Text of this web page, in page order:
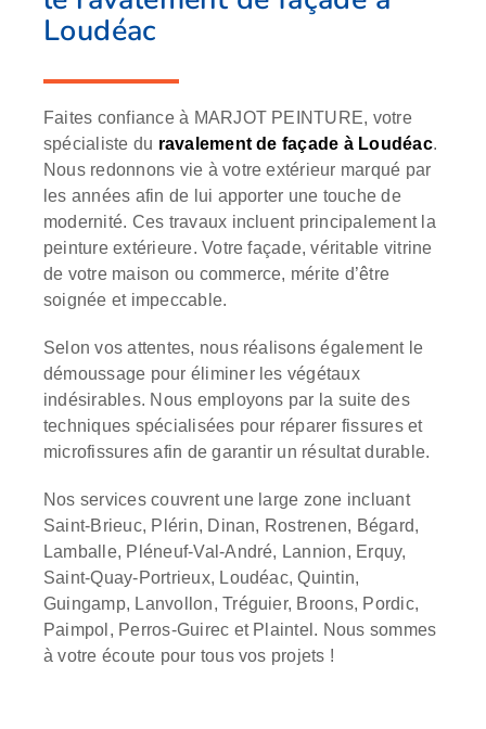
Loudéac
Faites confiance à MARJOT PEINTURE, votre
spécialiste du ravalement de façade à Loudéac.
Nous redonnons vie à votre extérieur marqué par
les années afin de lui apporter une touche de
modernité. Ces travaux incluent principalement la
peinture extérieure. Votre façade, véritable vitrine
de votre maison ou commerce, mérite d’être
soignée et impeccable.
Selon vos attentes, nous réalisons également le
démoussage pour éliminer les végétaux
indésirables. Nous employons par la suite des
techniques spécialisées pour réparer fissures et
microfissures afin de garantir un résultat durable.
Nos services couvrent une large zone incluant
Saint-Brieuc, Plérin, Dinan, Rostrenen, Bégard,
Lamballe, Pléneuf-Val-André, Lannion, Erquy,
Saint-Quay-Portrieux, Loudéac, Quintin,
Guingamp, Lanvollon, Tréguier, Broons, Pordic,
Paimpol, Perros-Guirec et Plaintel. Nous sommes
à votre écoute pour tous vos projets !